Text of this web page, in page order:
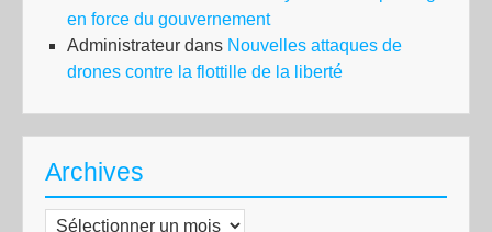
en force du gouvernement
Administrateur dans Nouvelles attaques de
drones contre la flottille de la liberté
Archives
Archives